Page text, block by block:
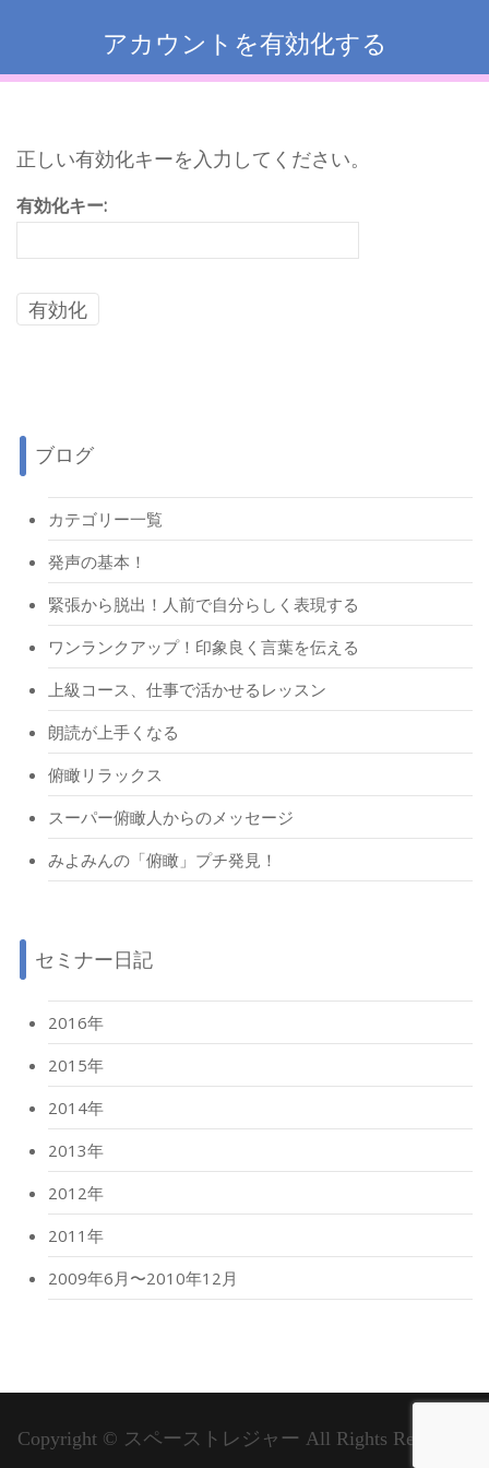
アカウントを有効化する
正しい有効化キーを入力してください。
有効化キー:
ブログ
カテゴリー一覧
発声の基本！
緊張から脱出！人前で自分らしく表現する
ワンランクアップ！印象良く言葉を伝える
上級コース、仕事で活かせるレッスン
朗読が上手くなる
俯瞰リラックス
スーパー俯瞰人からのメッセージ
みよみんの「俯瞰」プチ発見！
セミナー日記
2016年
2015年
2014年
2013年
2012年
2011年
2009年6月〜2010年12月
Copyright © スペーストレジャー All Rights Reserved.